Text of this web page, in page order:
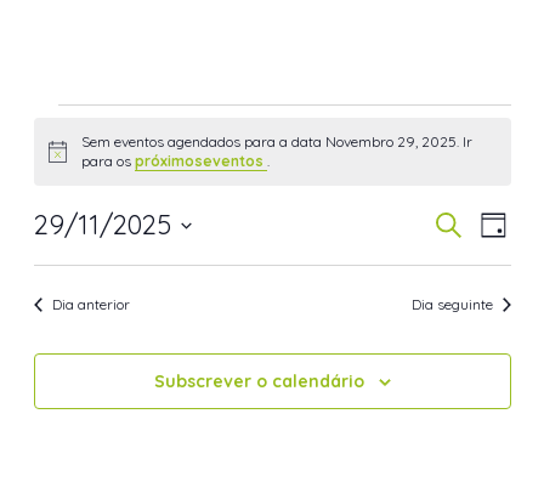
Aviso
Sem eventos agendados para a data Novembro 29, 2025. Ir
para ospróximoseventos.
de
pesquisa
Pesquisar
de
Dia
29/11/2025
data.
Dia anterior Dia seguinte
Subscrever o calendário